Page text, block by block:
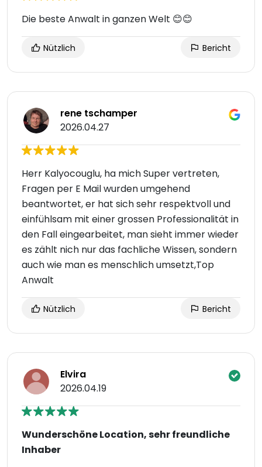
Die beste Anwalt in ganzen Welt 😊😊
Nützlich Bericht
rene tschamper
2026.04.27
Herr Kalyocouglu, ha mich Super vertreten,
Fragen per E Mail wurden umgehend
beantwortet, er hat sich sehr respektvoll und
einfühlsam mit einer grossen Professionalität in
den Fall eingearbeitet, man sieht immer wieder
es zählt nich nur das fachliche Wissen, sondern
auch wie man es menschlich umsetzt,Top
Anwalt
Nützlich Bericht
Elvira
2026.04.19
Wunderschöne Location, sehr freundliche
Inhaber